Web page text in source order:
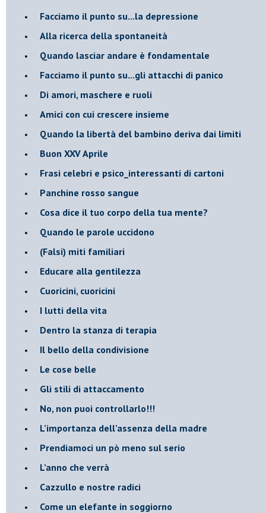
Facciamo il punto su...la depressione
​Alla ricerca della spontaneità
​Quando lasciar andare è fondamentale
Facciamo il punto su...gli attacchi di panico
Di amori, maschere e ruoli
​Amici con cui crescere insieme
​Quando la libertà del bambino deriva dai limiti
Buon XXV Aprile
​Frasi celebri e psico_interessanti di cartoni
​Panchine rosso sangue
​Cosa dice il tuo corpo della tua mente?
​Quando le parole uccidono
​(Falsi) miti familiari
​Educare alla gentilezza
​Cuoricini, cuoricini
I lutti della vita
​Dentro la stanza di terapia
​Il bello della condivisione
Le cose belle
​Gli stili di attaccamento
No, non puoi controllarlo!!!
​L’importanza dell’assenza della madre
​Prendiamoci un pò meno sul serio
​L’anno che verrà
​Cazzullo e nostre radici
​Come un elefante in soggiorno